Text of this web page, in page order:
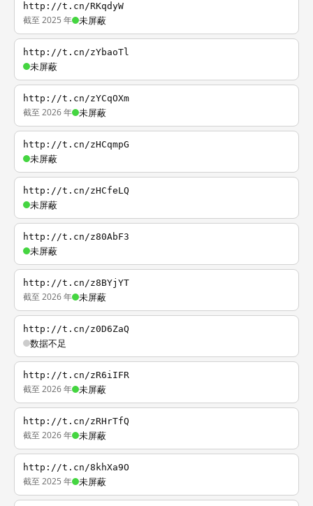
http://t.cn/RKqdyW
截至 2025 年 未屏蔽
http://t.cn/zYbaoTl
未屏蔽
http://t.cn/zYCqOXm
截至 2026 年 未屏蔽
http://t.cn/zHCqmpG
未屏蔽
http://t.cn/zHCfeLQ
未屏蔽
http://t.cn/z80AbF3
未屏蔽
http://t.cn/z8BYjYT
截至 2026 年 未屏蔽
http://t.cn/z0D6ZaQ
数据不足
http://t.cn/zR6iIFR
截至 2026 年 未屏蔽
http://t.cn/zRHrTfQ
截至 2026 年 未屏蔽
http://t.cn/8khXa9O
截至 2025 年 未屏蔽